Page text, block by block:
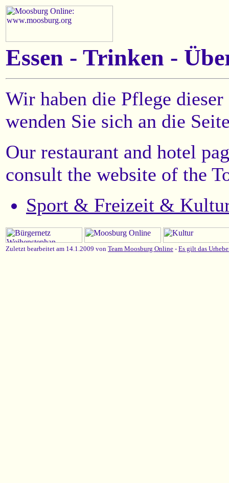
Essen - Trinken -
Wir haben die Pflege
wenden Sie sich an die
Our restaurant and hotel
consult the website of the
Sport & Freizeit &
Zuletzt bearbeitet am 14.1.2009 von Team Moosburg Online - Es gilt das